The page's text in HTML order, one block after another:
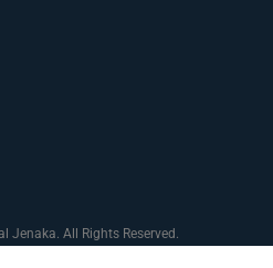
Jenaka. All Rights Reserved.